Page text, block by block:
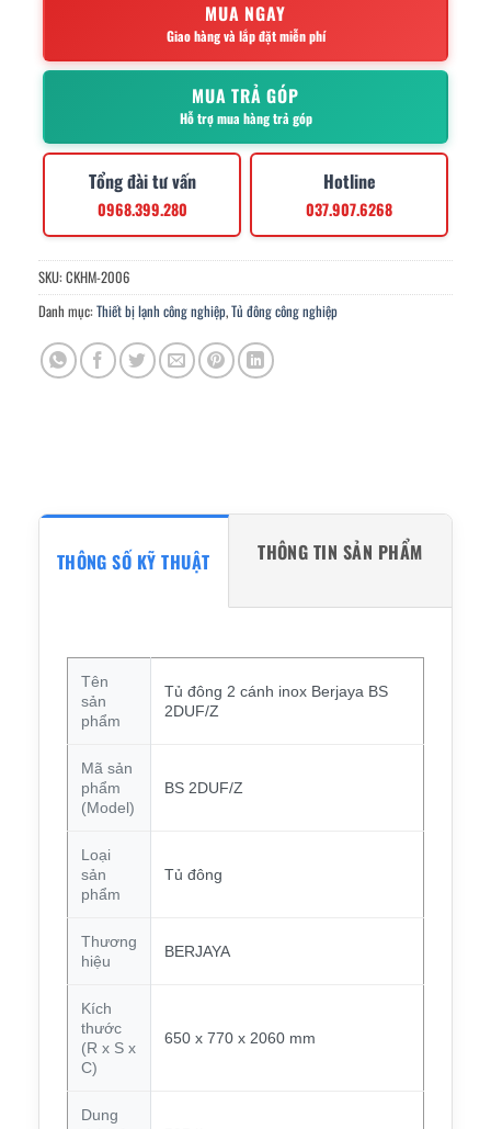
MUA NGAY
Giao hàng và lắp đặt miễn phí
MUA TRẢ GÓP
Hỗ trợ mua hàng trả góp
Tổng đài tư vấn
0968.399.280
Hotline
037.907.6268
SKU: CKHM-2006
Danh mục: Thiết bị lạnh công nghiệp,Tủ đông công nghiệp
THÔNG SỐ KỸ THUẬT THÔNG TIN SẢN PHẨM
Tên
sản
phẩm
Tủ đông 2 cánh inox Berjaya BS
2DUF/Z
Mã sản
phẩm
(Model)
BS 2DUF/Z
Loại
sản
phẩm
Tủ đông
Thương
hiệu
BERJAYA
Kích
thước
(R x S x
C)
650 x 770 x 2060 mm
Dung